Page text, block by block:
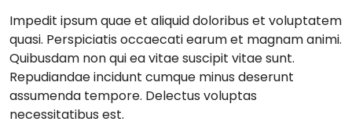
Impedit ipsum quae et aliquid doloribus et voluptatem
quasi. Perspiciatis occaecati earum et magnam animi.
Quibusdam non qui ea vitae suscipit vitae sunt.
Repudiandae incidunt cumque minus deserunt
assumenda tempore. Delectus voluptas
necessitatibus est.